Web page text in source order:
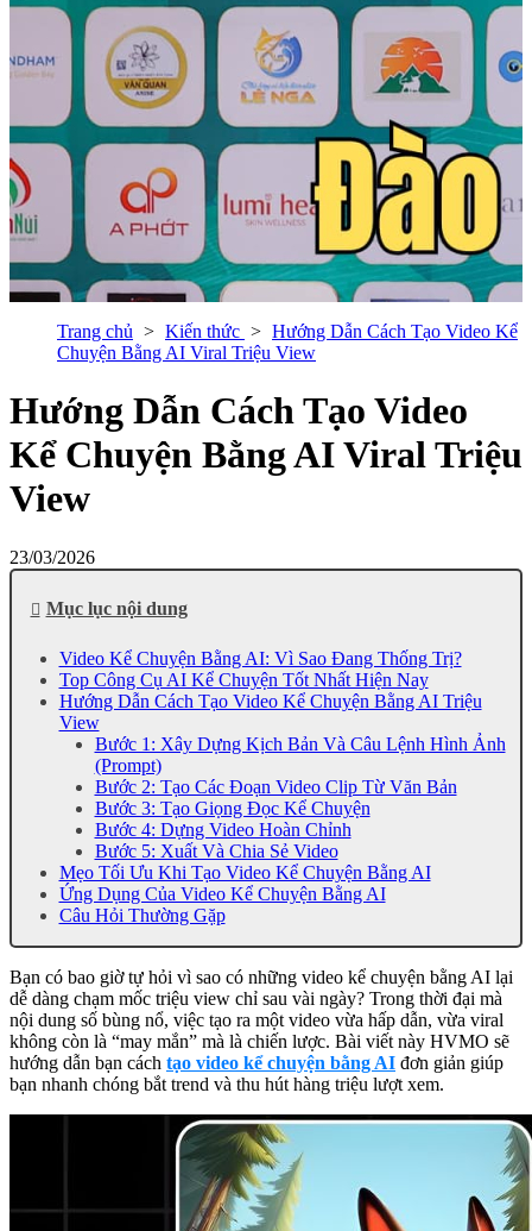
Trang chủ Kiến thức
Hướng Dẫn Cách Tạo Video Kể
Chuyện Bằng AI Viral Triệu View
Hướng Dẫn Cách Tạo Video
Kể Chuyện Bằng AI Viral Triệu
View
23/03/2026
Mục lục nội dung
Video Kể Chuyện Bằng AI: Vì Sao Đang Thống Trị?
Top Công Cụ AI Kể Chuyện Tốt Nhất Hiện Nay
Hướng Dẫn Cách Tạo Video Kể Chuyện Bằng AI Triệu
View
Bước 1: Xây Dựng Kịch Bản Và Câu Lệnh Hình Ảnh
(Prompt)
Bước 2: Tạo Các Đoạn Video Clip Từ Văn Bản
Bước 3: Tạo Giọng Đọc Kể Chuyện
Bước 4: Dựng Video Hoàn Chỉnh
Bước 5: Xuất Và Chia Sẻ Video
Mẹo Tối Ưu Khi Tạo Video Kể Chuyện Bằng AI
Ứng Dụng Của Video Kể Chuyện Bằng AI
Câu Hỏi Thường Gặp
Bạn có bao giờ tự hỏi vì sao có những video kể chuyện bằng AI lại
dễ dàng chạm mốc triệu view chỉ sau vài ngày? Trong thời đại mà
nội dung số bùng nổ, việc tạo ra một video vừa hấp dẫn, vừa viral
không còn là “may mắn” mà là chiến lược. Bài viết này HVMO sẽ
hướng dẫn bạn cách tạo video kể chuyện bằng AI đơn giản giúp
bạn nhanh chóng bắt trend và thu hút hàng triệu lượt xem.